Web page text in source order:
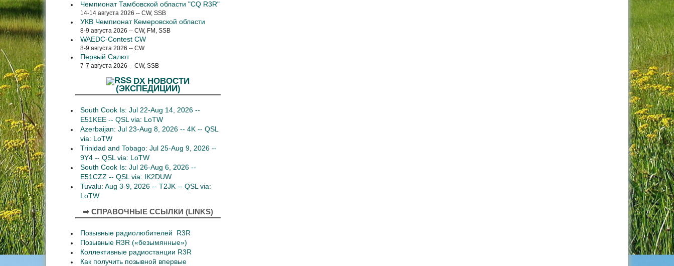
Чемпионат Тамбовской области "CQ R3R"
14-14 августа 2026 -- CW, SSB
УКВ Чемпионат Кемеровской области
8-9 августа 2026 -- CW, FM, SSB
WAEDC-Contest CW
8-9 августа 2026 -- CW
Первый Салют
7-7 августа 2026 -- CW, SSB
DX НОВОСТИ
(ЭКСПЕДИЦИИ)
South Cook Is: Jul 22-Aug 14, 2026 --
E51KEE -- QSL via: LoTW
Azerbaijan: Jul 23-Aug 8, 2026 -- 4K -- QSL
via: LoTW
Trinidad and Tobago: Jul 25-Aug 9, 2026 --
9Y4 -- QSL via: LoTW
South Cook Is: Jul 26-Aug 6, 2026 --
E51CZZ -- QSL via: IK2DUW
Tuvalu: Aug 3-9, 2026 -- T2JK -- QSL via:
LoTW
➡ СПРАВОЧНЫЕ ССЫЛКИ (LINKS)
Позывные радиолюбителей R3R
Позывные R3R («безымянные»)
Коллективные радиостанции R3R
Как получить позывной впервые